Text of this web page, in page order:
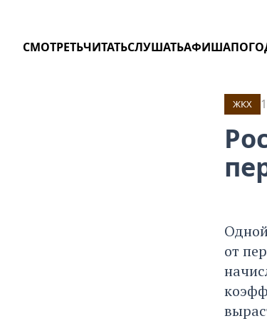
СМОТРЕТЬЧИТАТЬСЛУШАТЬАФИША
ЖКХ
от